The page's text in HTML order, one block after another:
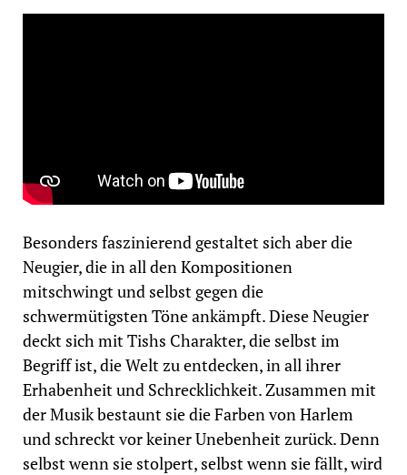
Besonders faszinierend gestaltet sich aber die
Neugier, die in all den Kompositionen
mitschwingt und selbst gegen die
schwermütigsten Töne ankämpft. Diese Neugier
deckt sich mit Tishs Charakter, die selbst im
Begriff ist, die Welt zu entdecken, in all ihrer
Erhabenheit und Schrecklichkeit. Zusammen mit
der Musik bestaunt sie die Farben von Harlem
und schreckt vor keiner Unebenheit zurück. Denn
selbst wenn sie stolpert, selbst wenn sie fällt, wird